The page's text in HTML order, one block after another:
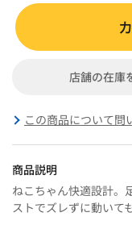
店舗の在庫
この商品について問
商品説明
ねこちゃん快適設計。
ストでズレずに動いて